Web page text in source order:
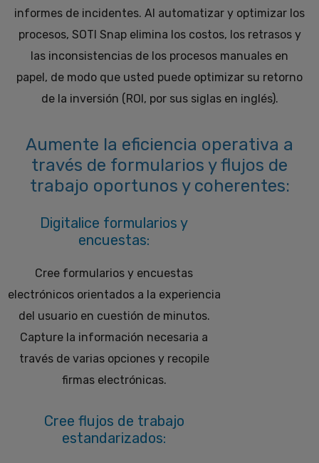
informes de incidentes. Al automatizar y optimizar los
procesos, SOTI Snap elimina los costos, los retrasos y
las inconsistencias de los procesos manuales en
papel, de modo que usted puede optimizar su retorno
de la inversión (ROI, por sus siglas en inglés).
Aumente la eficiencia operativa a
través de formularios y flujos de
trabajo oportunos y coherentes:
Digitalice formularios y
encuestas:
Cree formularios y encuestas
electrónicos orientados a la experiencia
del usuario en cuestión de minutos.
Capture la información necesaria a
través de varias opciones y recopile
firmas electrónicas.
Cree flujos de trabajo
estandarizados: